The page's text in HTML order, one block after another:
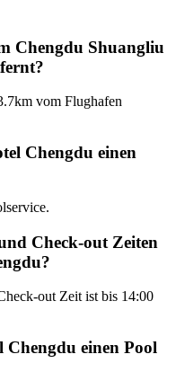
Chengdu Shuangliu
vom Flughafen
Chengdu einen
Check-out Zeiten
out Zeit ist bis 14:00
einen Pool